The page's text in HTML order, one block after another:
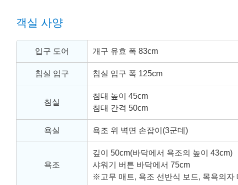
객실 사양
입구 도어 개구 유효 폭 83cm
침실 입구 침실 입구 폭 125cm
침실
침대 높이 45cm
침대 간격 50cm
욕실 욕조 위 벽면 손잡이(3군데)
욕조
깊이 50cm(바닥에서 욕조의 높이 43cm)
샤워기 버튼 바닥에서 75cm
※고무 매트, 욕조 선반식 보드, 목욕의자